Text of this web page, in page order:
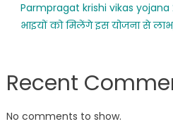
Parmpragat krishi vikas
भाइयों को मिलेंगे इस योजना से
Recent
No comments to show.